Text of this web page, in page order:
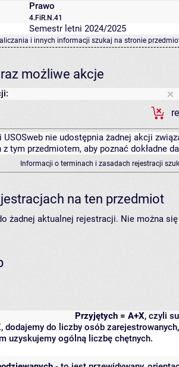
Prawo
4.FiR.N.41
Semestr letni 2024/2025
i innych informacji szukaj na stronie
możliwe akcje
USOSweb nie udostępnia żadnej akcji
z tym przedmiotem, aby poznać dokładne
Informacji o terminach i zasadach rejestracji
na ten przedmiot
żadnej aktualnej rejestracji. Nie można
Przyjętych = A+X, czyli
, dodajemy do liczby osób
uzyskujemy ogólną liczbę chętnych.